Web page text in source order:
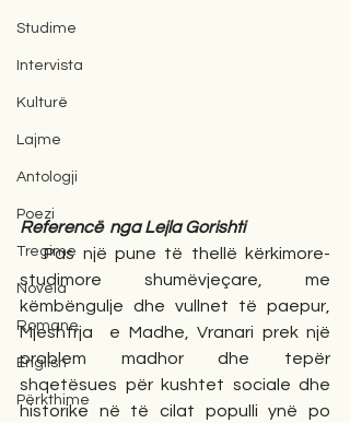
Studime
Intervista
Kulturë
Lajme
Antologji
Poezi
Tregime
Novela
Romane
English
Përkthime
Referencë nga Lejla Gorishti
   Pas një pune të thellë kërkimore-
studimore shumëvjeçare, me
këmbëngulje dhe vullnet të paepur,
Mjeshtrja  e Madhe, Vranari prek një
problem madhor dhe tepër
shqetësues për kushtet sociale dhe
historike në të cilat populli ynë po